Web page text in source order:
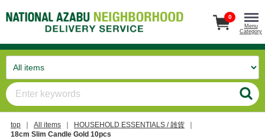
0
Menu
Category
top All items
HOUSEHOLD ESSENTIALS / 雑貨
18cm Slim Candle Gold 10pcs